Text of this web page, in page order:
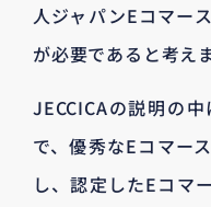
人ジャパンEコマー
が必要であると考えま
JECCICAの説明の
で、優秀なEコマー
し、認定したEコマ